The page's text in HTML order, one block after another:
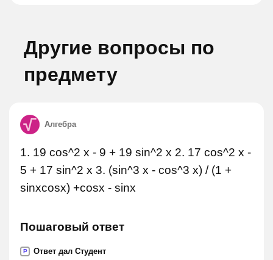
Другие вопросы по
предмету
Алгебра
1. 19 cos^2 x - 9 + 19 sin^2 x 2. 17 cos^2 x -
5 + 17 sin^2 x 3. (sin^3 x - cos^3 x) / (1 +
sinxcosx) +cosx - sinx
Пошаговый ответ
P Ответ дал Студент